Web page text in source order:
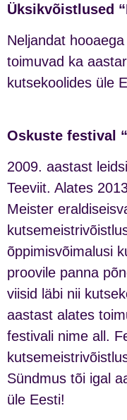
Üksikvõistlused
Neljandat
toimuvad ka
kutsekoolides üle
Oskuste festival
2009. aastast
Teeviit. Alates
Meister
õppimisvõimalusi
proovile panna
viisid läbi nii
aastast alates
festivali nime all.
Sündmus tõi igal
üle Eesti!